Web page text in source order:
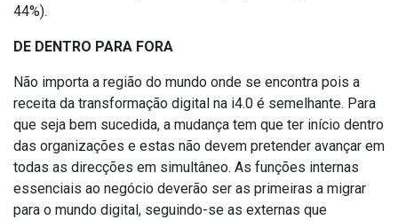
44%).
DE DENTRO PARA FORA
Não importa a região do mundo onde se encontra pois a
receita da transformação digital na i4.0 é semelhante. Para
que seja bem sucedida, a mudança tem que ter início dentro
das organizações e estas não devem pretender avançar em
todas as direcções em simultâneo. As funções internas
essenciais ao negócio deverão ser as primeiras a migrar
para o mundo digital, seguindo-se as externas que